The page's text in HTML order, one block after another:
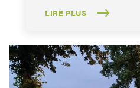
LIRE PLUS